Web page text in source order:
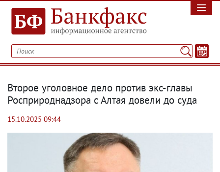
Второе уголовное дело против экс-главы
Росприроднадзора с Алтая довели до суда
15.10.2025 09:44